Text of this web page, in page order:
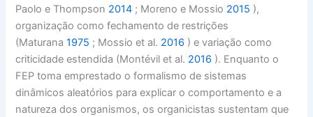
Paolo e Thompson 2014 ; Moreno e Mossio 2015 ),
organização como fechamento de restrições
(Maturana1975 ; Mossio et al. 2016 ) e variação como
criticidade estendida (Montévil et al. 2016 ). Enquanto o
FEP toma emprestado o formalismo de sistemas
dinâmicos aleatórios para explicar o comportamento e a
natureza dos organismos, os organicistas sustentam que